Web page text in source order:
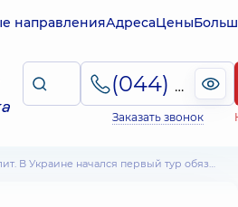
направленияАдресаЦены
(044) 495-2-888
Заказать звонок
начался первый тур обязательной дополнительной иммунизации против полиомиелита!